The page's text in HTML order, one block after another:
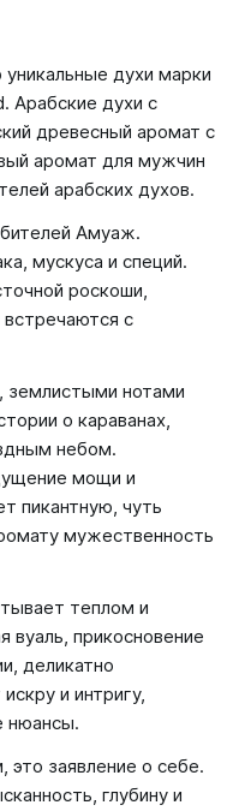
духи марки
Арабские духи с
древесный аромат с
аромат для мужчин
арабских духов.
Амуаж.
мускуса и специй.
роскоши,
с
землистыми нотами
о караванах,
небом.
мощи и
пикантную, чуть
мужественность
теплом и
вуаль, прикосновение
деликатно
и интригу,
нюансы.
заявление о себе.
глубину и